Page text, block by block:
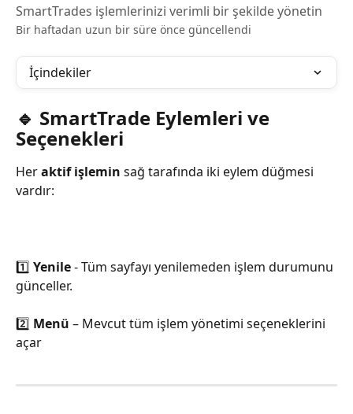
SmartTrades işlemlerinizi verimli bir şekilde yönetin
Bir haftadan uzun bir süre önce güncellendi
İçindekiler
🔹 SmartTrade Eylemleri ve
Seçenekleri
Her aktif işlemin sağ tarafında iki eylem düğmesi
vardır:
1️⃣ Yenile - Tüm sayfayı yenilemeden işlem durumunu
günceller.
2️⃣ Menü – Mevcut tüm işlem yönetimi seçeneklerini
açar